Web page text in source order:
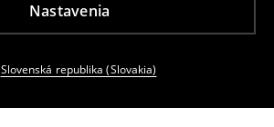
Nastavenia
Slovenská republika (Slovakia)